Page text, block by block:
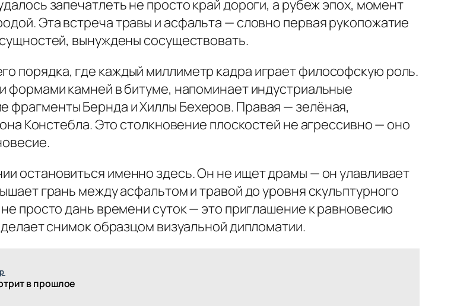
запечатлеть не просто край дороги, а рубеж эпох, момент
Эта встреча травы и асфальта — словно первая рукопожатие
вынуждены сосуществовать.
порядка, где каждый миллиметр кадра играет философскую роль.
формами камней в битуме, напоминает индустриальные
фрагменты Бернда и Хиллы Бехеров. Правая — зелёная,
Констебла. Это столкновение плоскостей не агрессивно — оно
остановиться именно здесь. Он не ищет драмы — он улавливает
грань между асфальтом и травой до уровня скульптурного
просто дань времени суток — это приглашение к равновесию
снимок образцом визуальной дипломатии.
в прошлое